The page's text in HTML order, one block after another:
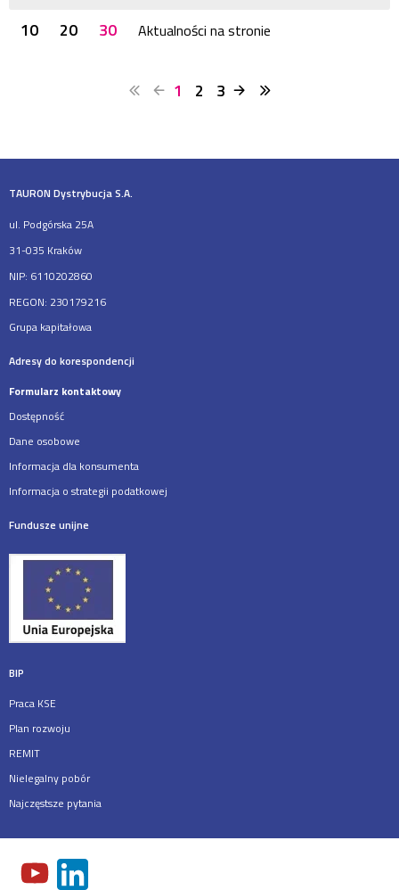
10
20 30 Aktualności na stronie
1 2 3
TAURON Dystrybucja S.A.
ul. Podgórska 25A
31-035 Kraków
NIP: 6110202860
REGON: 230179216
Grupa kapitałowa
Adresy do korespondencji
Formularz kontaktowy
Dostępność
Dane osobowe
Informacja dla konsumenta
Informacja o strategii podatkowej
Fundusze unijne
BIP
Praca KSE
Plan rozwoju
REMIT
Nielegalny pobór
Najczęstsze pytania